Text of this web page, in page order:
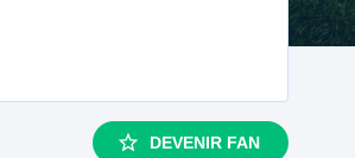
DEVENIR FAN